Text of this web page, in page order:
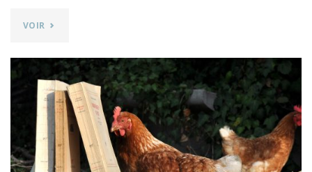
VOIR "Y
!
–
INSTALLATION
DE